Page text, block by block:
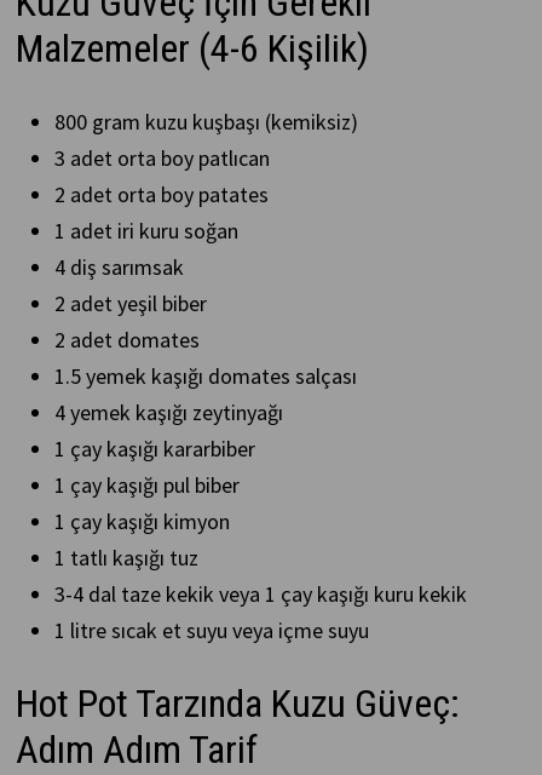
Malzemeler (4-6 Kişilik)
800 gram kuzu kuşbaşı (kemiksiz)
3 adet orta boy patlıcan
2 adet orta boy patates
1 adet iri kuru soğan
4 diş sarımsak
2 adet yeşil biber
2 adet domates
1.5 yemek kaşığı domates salçası
4 yemek kaşığı zeytinyağı
1 çay kaşığı kararbiber
1 çay kaşığı pul biber
1 çay kaşığı kimyon
1 tatlı kaşığı tuz
3-4 dal taze kekik veya 1 çay kaşığı kuru kekik
1 litre sıcak et suyu veya içme suyu
Hot Pot Tarzında Kuzu Güveç:
Adım Adım Tarif